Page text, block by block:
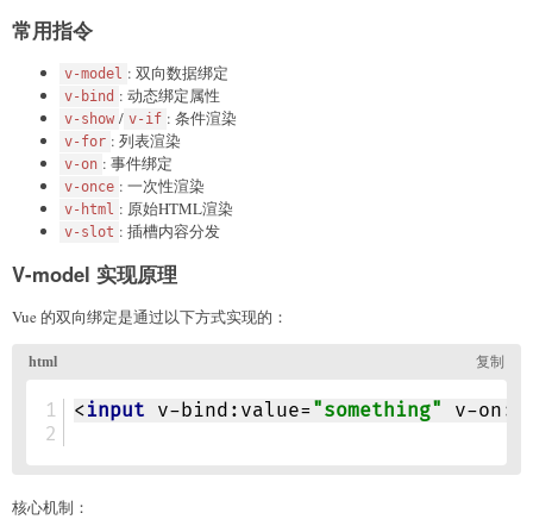
常用指令
v-model : 双向数据绑定
v-bind : 动态绑定属性
v-show / v-if : 条件渲染
v-for : 列表渲染
v-on : 事件绑定
v-once : 一次性渲染
v-html : 原始HTML渲染
v-slot : 插槽内容分发
V-model 实现原理
Vue 的双向绑定是通过以下方式实现的：
核心机制：